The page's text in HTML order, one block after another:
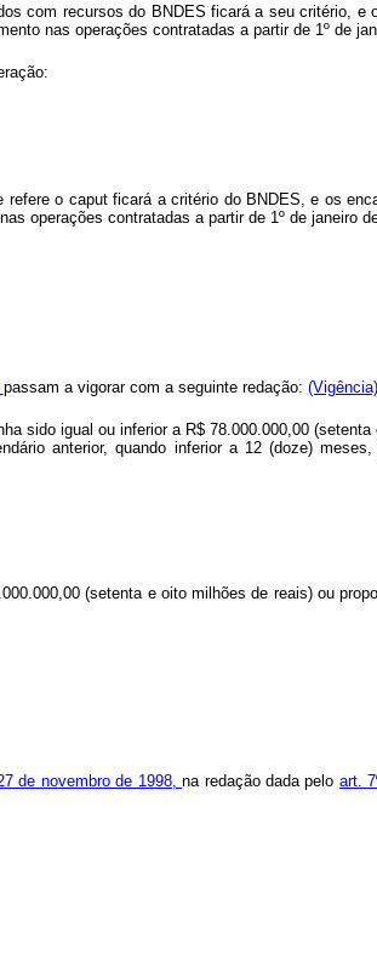
com recursos do BNDES ficará a seu critério, e
nas operações contratadas a partir de 1º de
refere o caputficará a critério do BNDES, e os
operações contratadas a partir de 1º de janeiro
passam a vigorar com a seguinte redação: (Vigência)
sido igual ou inferior a R$ 78.000.000,00
anterior, quando inferior a 12 (doze)
(setenta e oito milhões de reais) ou
de novembro de 1998,na redação dada pelo art.